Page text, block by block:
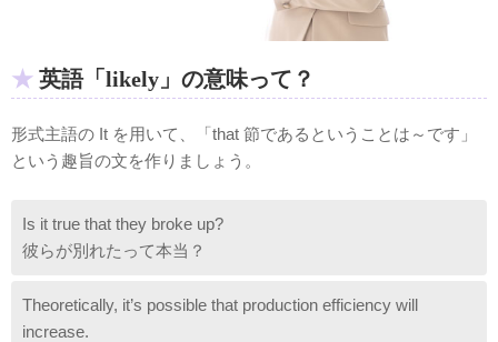
英語「likely」の意味って？
形式主語の It を用いて、「that 節であるということは～です」
という趣旨の文を作りましょう。
Is it true that they broke up?
彼らが別れたって本当？
Theoretically, it’s possible that production efficiency will
increase.